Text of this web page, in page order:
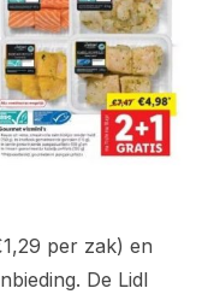
per zak) en
De Lidl